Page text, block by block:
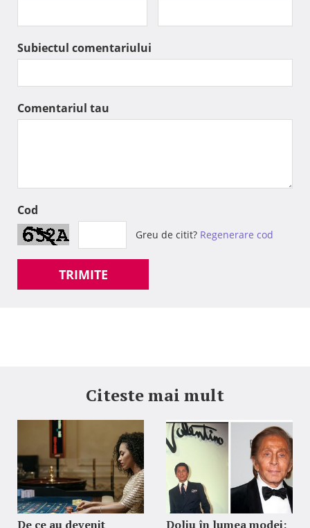
Subiectul comentariului
Comentariul tau
Cod
Greu de citit? Regenerare cod
TRIMITE
Citeste mai mult
De ce au devenit Doliu în lumea modei: